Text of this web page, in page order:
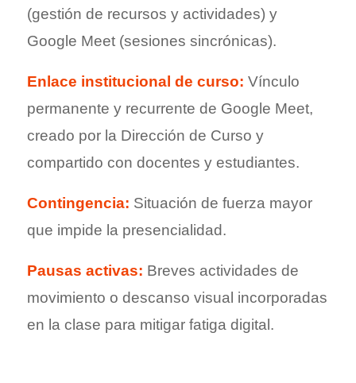
(gestión de recursos y actividades) y
Google Meet (sesiones sincrónicas).
Enlace institucional de curso: Vínculo
permanente y recurrente de Google Meet,
creado por la Dirección de Curso y
compartido con docentes y estudiantes.
Contingencia: Situación de fuerza mayor
que impide la presencialidad.
Pausas activas: Breves actividades de
movimiento o descanso visual incorporadas
en la clase para mitigar fatiga digital.